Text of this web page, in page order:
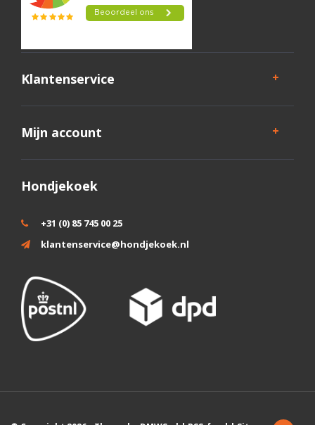
Klantenservice
Mijn account
Hondjekoek
+31 (0) 85 745 00 25
klantenservice@hondjekoek.nl